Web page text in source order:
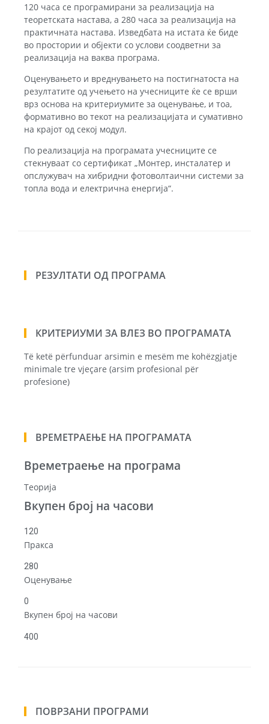
120 часа се програмирани за реализација на
теоретската настава, а 280 часа за реализација на
практичната настава. Изведбата на истата ќе биде
во простории и објекти со услови соодветни за
реализација на ваква програма.
Оценувањето и вреднувањето на постигнатоста на
резултатите од учењето на учесниците ќе се врши
врз основа на критериумите за оценување, и тоа,
формативно во текот на реализацијата и сумативно
на крајот од секој модул.
По реализација на програмата учесниците се
стекнуваат со сертификат „Монтер, инсталатер и
опслужувач на хибридни фотоволтаични системи за
топла вода и електрична енергија“.
РЕЗУЛТАТИ ОД ПРОГРАМА
КРИТЕРИУМИ ЗА ВЛЕЗ ВО ПРОГРАМАТА
Të ketë përfunduar arsimin e mesëm me kohëzgjatje
minimale tre vjeçare (arsim profesional për
profesione)
ВРЕМЕТРАЕЊЕ НА ПРОГРАМАТА
Времетраење на програма
Теорија
Вкупен број на часови
120
Пракса
280
Оценување
0
Вкупен број на часови
400
ПОВРЗАНИ ПРОГРАМИ